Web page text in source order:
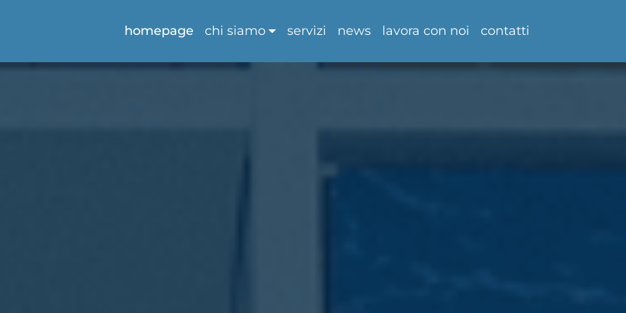
homepage chi siamo servizi news lavora con noi contatti